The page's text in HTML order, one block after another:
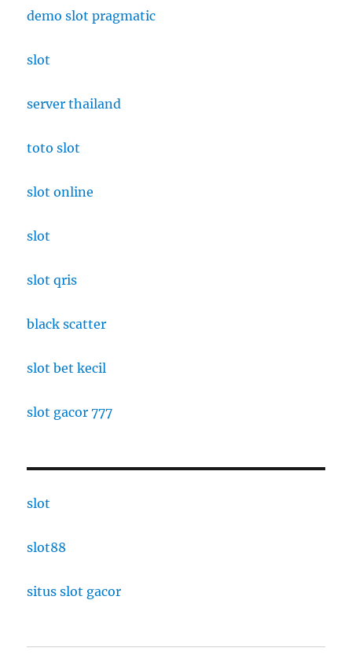
demo slot pragmatic
slot
server thailand
toto slot
slot online
slot
slot qris
black scatter
slot bet kecil
slot gacor 777
slot
slot88
situs slot gacor